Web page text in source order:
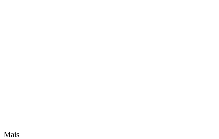
Mais